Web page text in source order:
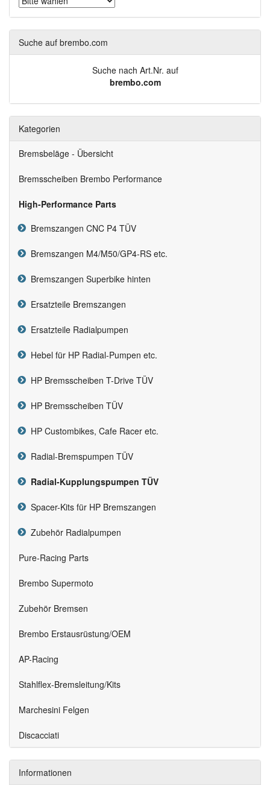
Suche auf brembo.com
Suche nach Art.Nr. auf
brembo.com
Kategorien
Bremsbeläge - Übersicht
Bremsscheiben Brembo Performance
High-Performance Parts
Bremszangen CNC P4 TÜV
Bremszangen M4/M50/GP4-RS etc.
Bremszangen Superbike hinten
Ersatzteile Bremszangen
Ersatzteile Radialpumpen
Hebel für HP Radial-Pumpen etc.
HP Bremsscheiben T-Drive TÜV
HP Bremsscheiben TÜV
HP Custombikes, Cafe Racer etc.
Radial-Bremspumpen TÜV
Radial-Kupplungspumpen TÜV
Spacer-Kits für HP Bremszangen
Zubehör Radialpumpen
Pure-Racing Parts
Brembo Supermoto
Zubehör Bremsen
Brembo Erstausrüstung/OEM
AP-Racing
Stahlflex-Bremsleitung/Kits
Marchesini Felgen
Discacciati
Informationen